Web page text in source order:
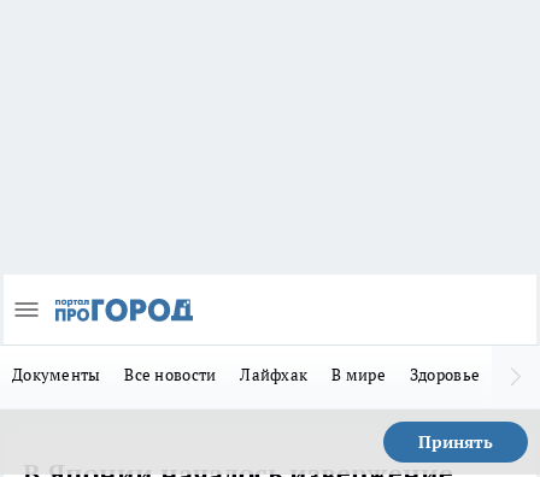
Документы Все новости Лайфхак В мире Здоровье
Принять